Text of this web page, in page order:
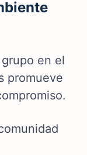
en el
promueve